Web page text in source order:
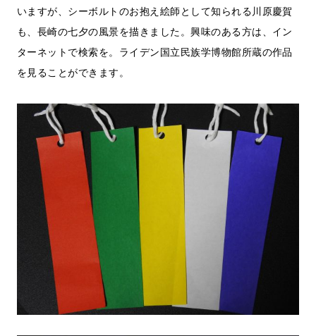
いますが、シーボルトのお抱え絵師として知られる川原慶賀
も、長崎の七夕の風景を描きました。興味のある方は、イン
ターネットで検索を。ライデン国立民族学博物館所蔵の作品
を見ることができます。